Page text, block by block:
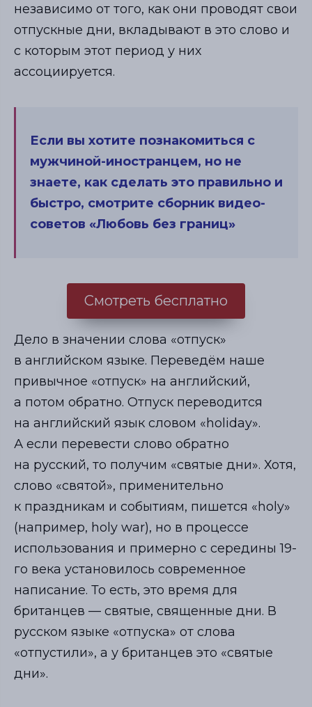
независимо от того, как они проводят свои
отпускные дни, вкладывают в это слово и
с которым этот период у них
ассоциируется.
Если вы хотите познакомиться с
мужчиной-иностранцем, но не
знаете, как сделать это правильно и
быстро, смотрите сборник видео-
советов «Любовь без границ»
Смотреть бесплатно
Дело в значении слова «отпуск»
в английском языке. Переведём наше
привычное «отпуск» на английский,
а потом обратно. Отпуск переводится
на английский язык словом «holiday».
А если перевести слово обратно
на русский, то получим «святые дни». Хотя,
слово «святой», применительно
к праздникам и событиям, пишется «holy»
(например, holy war), но в процессе
использования и примерно с середины 19-
го века установилось современное
написание. То есть, это время для
британцев — святые, священные дни. В
русском языке «отпуска» от слова
«отпустили», а у британцев это «святые
дни».